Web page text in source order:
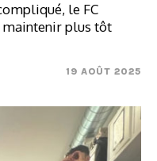
le FC
maintenir plus tôt
19 AOÛT 2025